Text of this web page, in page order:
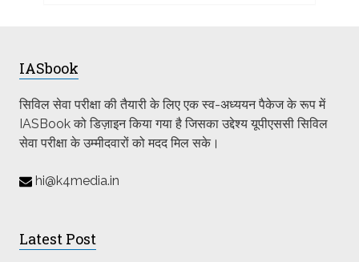
IASbook
सिविल सेवा परीक्षा की तैयारी के लिए एक स्व-अध्ययन पैकेज के रूप में
IASBook को डिज़ाइन किया गया है जिसका उद्देश्य यूपीएससी सिविल
सेवा परीक्षा के उम्मीदवारों को मदद मिल सके।
hi@k4media.in
Latest Post